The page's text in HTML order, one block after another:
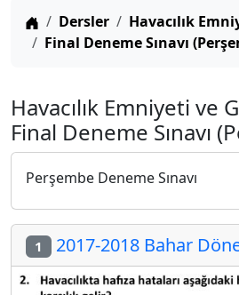
Anasayfa
Dersler
Havacılık
Final Deneme Sınavı
Havacılık Emniyeti ve
Final Deneme Sınavı
Perşembe Deneme Sınavı
1 2017-2018 Bahar